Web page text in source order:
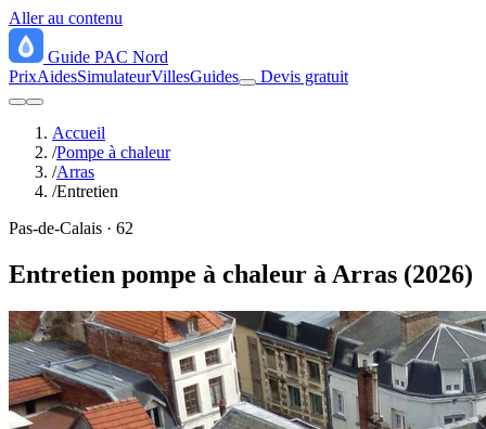
Aller au contenu
Guide PAC Nord
PrixAidesSimulateurVillesGuides Devis gratuit
Accueil
/Pompe à chaleur
/Arras
/Entretien
Pas-de-Calais · 62
Entretien pompe à chaleur à Arras (2026)